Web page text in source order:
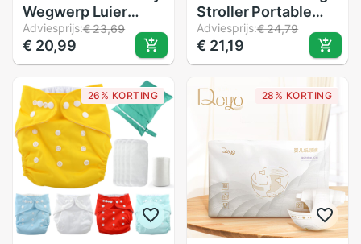
Wegwerp Luier
Luiertas Refill Rolls
Met Dispenser,
Milieuvriendelijke
Afval Zakken, trash
Schoonmaakproducten
Adviesprijs:€ 23,69
€ 20,99
Stroller Portable
Hanging Diaper Bag
Dispenser Box
Refillable
Adviesprijs:€ 24,79
€ 21,19
26% KORTING 28% KORTING